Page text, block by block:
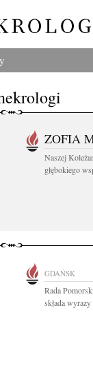
ZOFIA
Naszej
głębokiego
GDAŃSK
Rada
składa